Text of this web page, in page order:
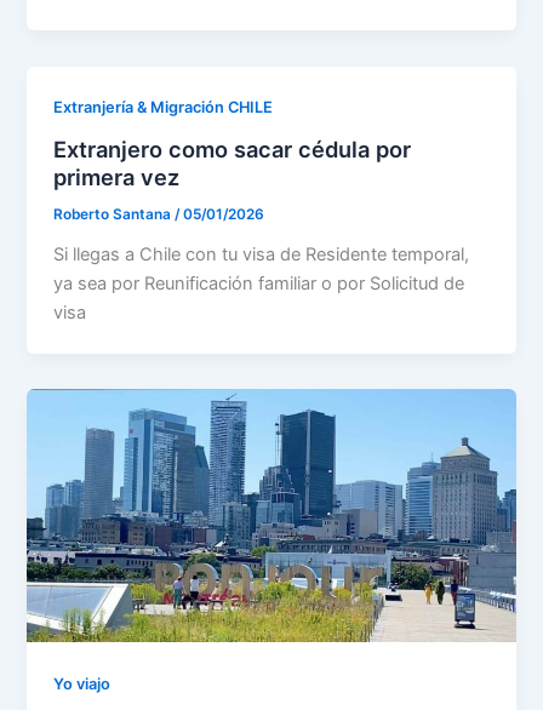
Extranjería & Migración CHILE
Extranjero como sacar cédula por
primera vez
Roberto Santana/05/01/2026
Si llegas a Chile con tu visa de Residente temporal,
ya sea por Reunificación familiar o por Solicitud de
visa
Yo viajo